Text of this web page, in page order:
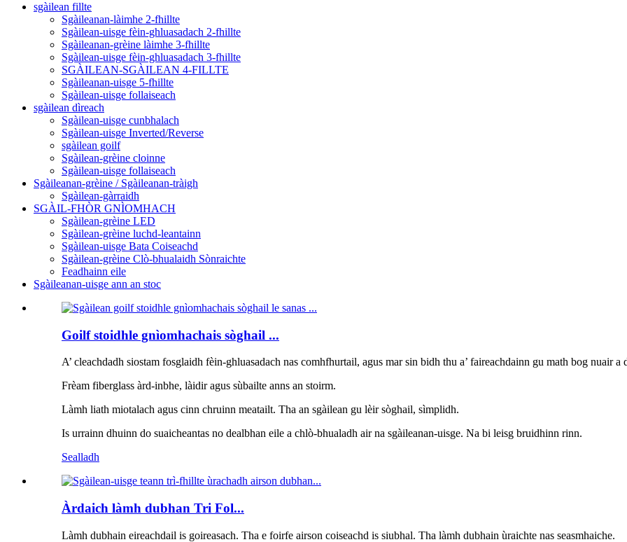
sgàilean fillte
Sgàileanan-làimhe 2-fhillte
Sgàilean-uisge fèin-ghluasadach 2-fhillte
Sgàileanan-grèine làimhe 3-fhillte
Sgàilean-uisge fèin-ghluasadach 3-fhillte
SGÀILEAN-SGÀILEAN 4-FILLTE
Sgàileanan-uisge 5-fhillte
Sgàilean-uisge follaiseach
sgàilean dìreach
Sgàilean-uisge cunbhalach
Sgàilean-uisge Inverted/Reverse
sgàilean goilf
Sgàilean-grèine cloinne
Sgàilean-uisge follaiseach
Sgàileanan-grèine / Sgàileanan-tràigh
Sgàilean-gàrraidh
SGÀIL-FHÒR GNÌOMHACH
Sgàilean-grèine LED
Sgàilean-grèine luchd-leantainn
Sgàilean-uisge Bata Coiseachd
Sgàilean-grèine Clò-bhualaidh Sònraichte
Feadhainn eile
Sgàileanan-uisge ann an stoc
Goilf stoidhle gnìomhachais sòghail ...
A’ cleachdadh siostam fosglaidh fèin-ghluasadach nas comhfhurtail, agus mar sin bidh thu a’ faireachdainn gu math bog nuair a
Frèam fiberglass àrd-inbhe, làidir agus sùbailte anns an stoirm.
Làmh liath miotalach agus cinn chruinn meatailt. Tha an sgàilean gu lèir sòghail, sìmplidh.
Is urrainn dhuinn do suaicheantas no dealbhan eile a chlò-bhualadh air na sgàileanan-uisge. Na bi leisg bruidhinn rinn.
Sealladh
Àrdaich làmh dubhan Tri Fol...
Làmh dubhain eireachdail is goireasach. Tha e foirfe airson coiseachd is siubhal. Tha làmh dubhain ùraichte nas seasmhaiche.